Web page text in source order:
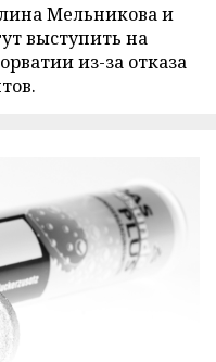
Мельникова и
выступить на
из-за отказа